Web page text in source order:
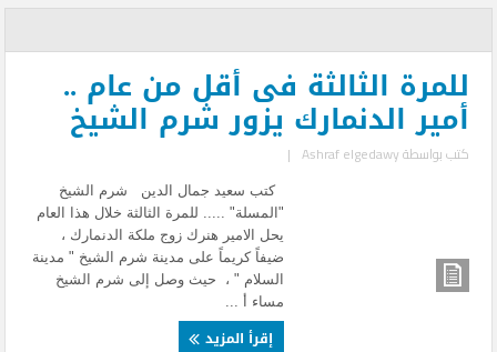
للمرة الثالثة فى أقل من عام ..
أمير الدنمارك يزور شرم الشيخ
كتب بواسطةAshraf elgedawy
|
كتب سعيد جمال الدين شرم الشيخ
"المسلة" ..... للمرة الثالثة خلال هذا العام
يحل الامير هنرك زوج ملكة الدنمارك ،
ضيفاً كريماً على مدينة شرم الشيخ " مدينة
السلام " ، حيث وصل إلى شرم الشيخ
مساء أ ...
إقرأ المزيد